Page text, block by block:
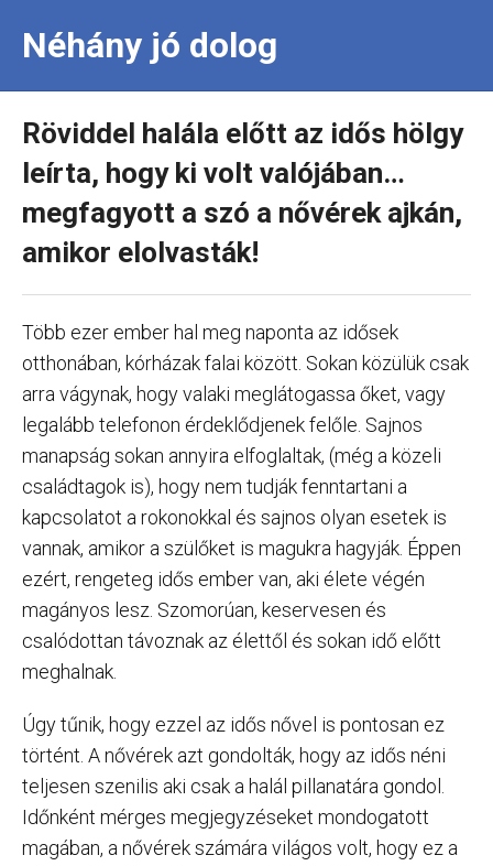
Néhány jó dolog
Röviddel halála előtt az idős hölgy
leírta, hogy ki volt valójában…
megfagyott a szó a nővérek ajkán,
amikor elolvasták!
Több ezer ember hal meg naponta az idősek
otthonában, kórházak falai között. Sokan közülük csak
arra vágynak, hogy valaki meglátogassa őket, vagy
legalább telefonon érdeklődjenek felőle. Sajnos
manapság sokan annyira elfoglaltak, (még a közeli
családtagok is), hogy nem tudják fenntartani a
kapcsolatot a rokonokkal és sajnos olyan esetek is
vannak, amikor a szülőket is magukra hagyják. Éppen
ezért, rengeteg idős ember van, aki élete végén
magányos lesz. Szomorúan, keservesen és
csalódottan távoznak az élettől és sokan idő előtt
meghalnak.
Úgy tűnik, hogy ezzel az idős nővel is pontosan ez
történt. A nővérek azt gondolták, hogy az idős néni
teljesen szenilis aki csak a halál pillanatára gondol.
Időnként mérges megjegyzéseket mondogatott
magában, a nővérek számára világos volt, hogy ez a